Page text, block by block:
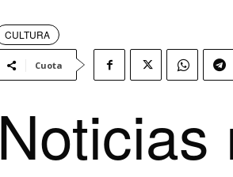
CULTURA
Cuota
Noticias